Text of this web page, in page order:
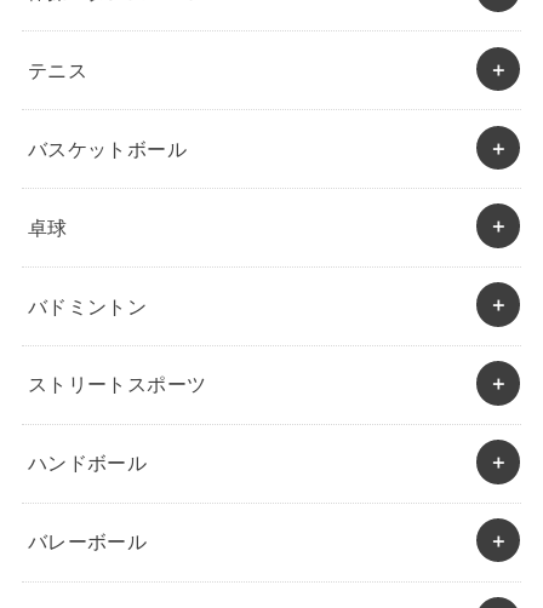
テニス
バスケットボール
卓球
バドミントン
ストリートスポーツ
ハンドボール
バレーボール